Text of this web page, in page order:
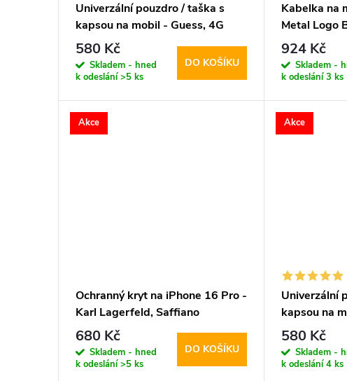
t
d
u
Univerzální pouzdro / taška s
kapsou na mobil - Guess, 4G
Metal Logo Script Black
580 Kč
Skladem - hned
k odeslání>5 ks
DO KOŠÍKU
Kabelka na
Metal Logo
924 Kč
Skladem -
k odeslání3 ks
Akce
Ochranný kryt na iPhone 16 Pro -
Karl Lagerfeld, Saffiano
Crossbody Karl and Choupette
Black
680 Kč
Skladem - hned
k odeslání>5 ks
DO KOŠÍKU
Akce
Univerzální
kapsou na
Metal Logo
580 Kč
Skladem -
k odeslání4 ks